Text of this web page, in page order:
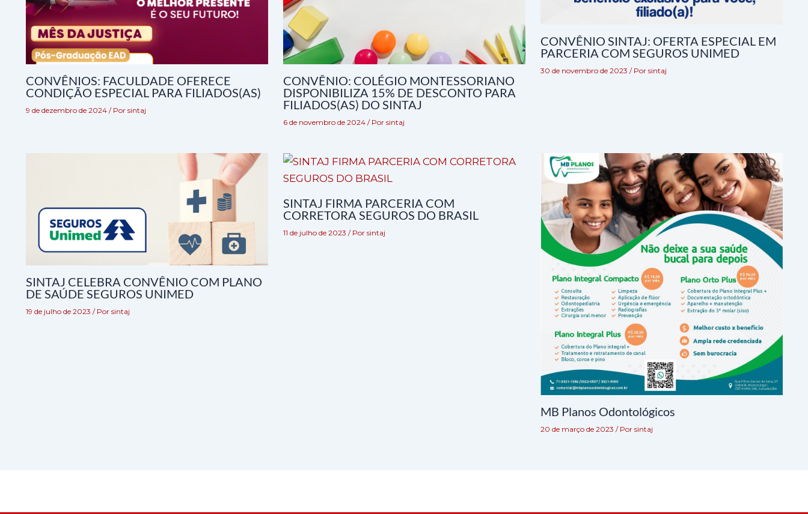
CONVÊNIOS: FACULDADE OFERECE
CONDIÇÃO ESPECIAL PARA FILIADOS(AS)
9 de dezembro de 2024 / Por sintaj
CONVÊNIO: COLÉGIO MONTESSORIANO
DISPONIBILIZA 15% DE DESCONTO PARA
FILIADOS(AS) DO SINTAJ
6 de novembro de 2024 / Por sintaj
CONVÊNIO SINTAJ: OFERTA ESPECIAL EM
PARCERIA COM SEGUROS UNIMED
30 de novembro de 2023 / Por sintaj
SINTAJ CELEBRA CONVÊNIO COM PLANO
DE SAÚDE SEGUROS UNIMED
19 de julho de 2023 / Por sintaj
SINTAJ FIRMA PARCERIA COM
CORRETORA SEGUROS DO BRASIL
11 de julho de 2023 / Por sintaj
MB Planos Odontológicos
20 de março de 2023 / Por sintaj